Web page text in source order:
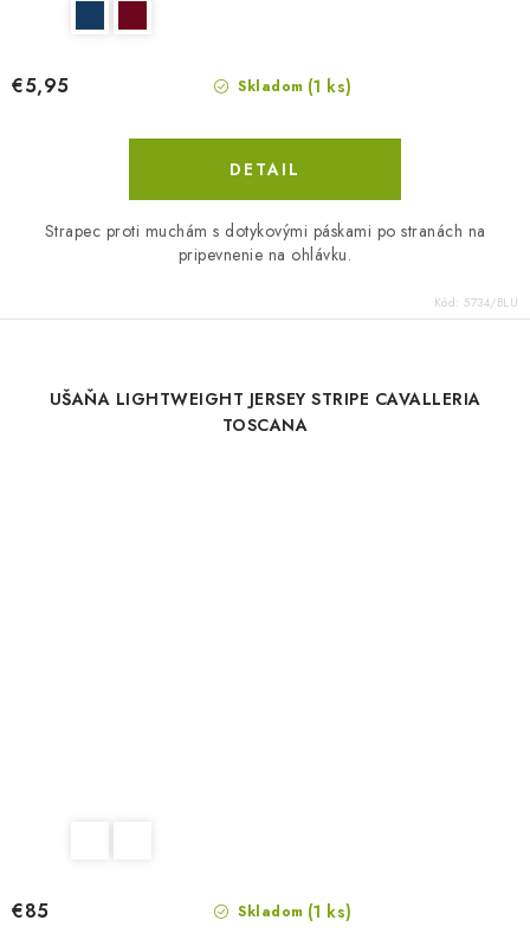
Skladom (1 ks)
€5,95
DETAIL
Strapec proti muchám s dotykovými páskami po stranách na
pripevnenie na ohlávku.
Kód: 5734/BLU
UŠAŇA LIGHTWEIGHT JERSEY STRIPE CAVALLERIA
TOSCANA
Skladom (1 ks)
€85